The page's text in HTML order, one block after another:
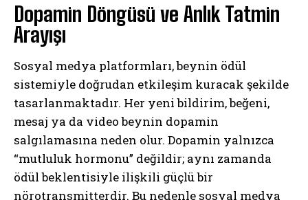
Dopamin Döngüsü ve Anlık Tatmin
Arayışı
Sosyal medya platformları, beynin ödül
sistemiyle doğrudan etkileşim kuracak şekilde
tasarlanmaktadır. Her yeni bildirim, beğeni,
mesaj ya da video beynin dopamin
salgılamasına neden olur. Dopamin yalnızca
“mutluluk hormonu” değildir; aynı zamanda
ödül beklentisiyle ilişkili güçlü bir
nörotransmitterdir. Bu nedenle sosyal medya